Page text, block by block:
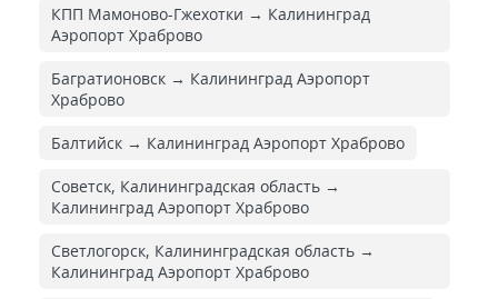
КПП Мамоново-Гжехотки → Калининград
Аэропорт Храброво
Багратионовск → Калининград Аэропорт
Храброво
Балтийск → Калининград Аэропорт Храброво
Советск, Калининградская область →
Калининград Аэропорт Храброво
Светлогорск, Калининградская область →
Калининград Аэропорт Храброво